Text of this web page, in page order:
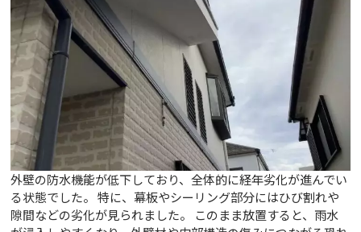
外壁の防水機能が低下しており、全体的に経年劣化が進んでい
る状態でした。 特に、幕板やシーリング部分にはひび割れや
隙間などの劣化が見られました。 このまま放置すると、雨水